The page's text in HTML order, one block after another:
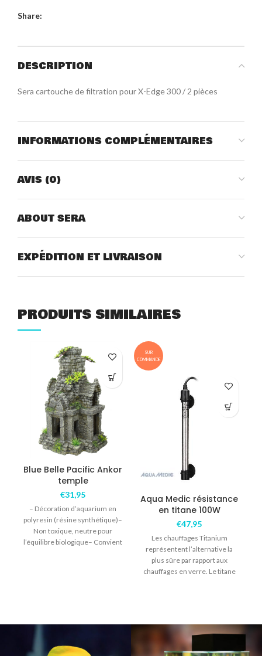
Share:
DESCRIPTION
Sera cartouche de filtration pour X-Edge 300 / 2 pièces
INFORMATIONS COMPLÉMENTAIRES
AVIS (0)
ABOUT SERA
EXPÉDITION ET LIVRAISON
PRODUITS SIMILAIRES
Blue Belle Pacific Ankor
temple
€31,95
– Décoration d’aquarium en
polyresin (résine synthétique)–
Non toxique, neutre pour
l’équilibre biologique– Convient
SUR
COMMANDE
Aqua Medic résistance
en titane 100W
€47,95
Les chauffages Titanium
représentent l’alternative la
plus sûre par rapport aux
chauffages en verre. Le titane